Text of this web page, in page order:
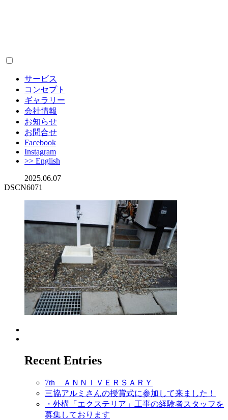
サービス
コンセプト
ギャラリー
会社情報
お知らせ
お問合せ
Facebook
Instagram
>> English
2025.06.07
DSCN6071
Recent Entries
7th ＡＮＮＩＶＥＲＳＡＲＹ
三協アルミさんの授賞式に参加して来ました！
・外構「エクステリア」工事の経験者スタッフを
募集しております